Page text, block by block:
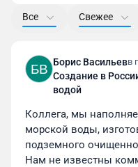
Все Свежее
БВ Борис Васильевв
Создание в
водой
Коллега, мы
морской воды,
подземного
Нам не известны